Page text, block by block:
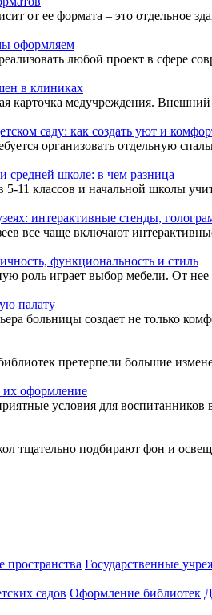
от ее формата – это отдельное
оформляем
любой проект в сфере
в клиниках
карточка медучреждения.
саду: как создать уют и
организовать отдельную
средней школе: в чем разница
5-11 классов и начальной школы
интерактивные стенды,
все чаще включают
функциональность и стиль
роль играет выбор мебели. От нее
палату
больницы создает не только
претерпели большие
их оформление
условия для воспитанников
тщательно подбирают фон и
пространства Государственные
садов Оформление библиотек